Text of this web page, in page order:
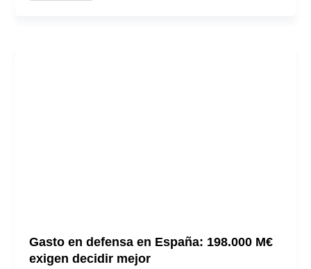
Gasto en defensa en España: 198.000 M€
exigen decidir mejor